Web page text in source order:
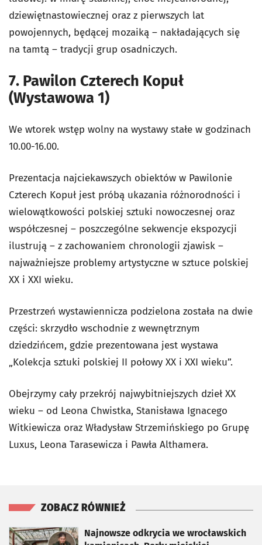
dziewiętnastowiecznej oraz z pierwszych lat
powojennych, będącej mozaiką – nakładających się
na tamtą – tradycji grup osadniczych.
7. Pawilon Czterech Kopuł
(Wystawowa 1)
We wtorek wstęp wolny na wystawy stałe w godzinach
10.00-16.00.
Prezentacja najciekawszych obiektów w Pawilonie
Czterech Kopuł jest próbą ukazania różnorodności i
wielowątkowości polskiej sztuki nowoczesnej oraz
współczesnej – poszczególne sekwencje ekspozycji
ilustrują – z zachowaniem chronologii zjawisk –
najważniejsze problemy artystyczne w sztuce polskiej
XX i XXI wieku.
Przestrzeń wystawiennicza podzielona została na dwie
części: skrzydło wschodnie z wewnętrznym
dziedzińcem, gdzie prezentowana jest wystawa
„Kolekcja sztuki polskiej II połowy XX i XXI wieku”.
Obejrzymy cały przekrój najwybitniejszych dzieł XX
wieku – od Leona Chwistka, Stanisława Ignacego
Witkiewicza oraz Władysław Strzemińskiego po Grupę
Luxus, Leona Tarasewicza i Pawła Althamera.
ZOBACZ RÓWNIEŻ
Najnowsze odkrycia we wrocławskich
otworzy się w nowej karcie